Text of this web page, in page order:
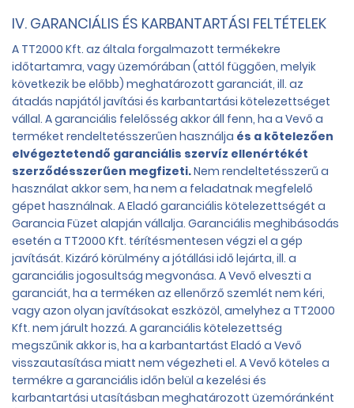
IV. GARANCIÁLIS ÉS KARBANTARTÁSI FELTÉTELEK
A TT2000 Kft. az általa forgalmazott termékekre
időtartamra, vagy üzemórában (attól függően, melyik
következik be előbb) meghatározott garanciát, ill. az
átadás napjától javítási és karbantartási kötelezettséget
vállal. A garanciális felelősség akkor áll fenn, ha a Vevő a
terméket rendeltetésszerűen használja és a kötelezően
elvégeztetendő garanciális szervíz ellenértékét
szerződésszerűen megfizeti.Nem rendeltetésszerű a
használat akkor sem, ha nem a feladatnak megfelelő
gépet használnak. A Eladó garanciális kötelezettségét a
Garancia Füzet alapján vállalja. Garanciális meghibásodás
esetén a TT2000 Kft. térítésmentesen végzi el a gép
javítását. Kizáró körülmény a jótállási idő lejárta, ill. a
garanciális jogosultság megvonása. A Vevő elveszti a
garanciát, ha a terméken az ellenőrző szemlét nem kéri,
vagy azon olyan javításokat eszközöl, amelyhez a TT2000
Kft. nem járult hozzá. A garanciális kötelezettség
megszűnik akkor is, ha a karbantartást Eladó a Vevő
visszautasítása miatt nem végezheti el. A Vevő köteles a
termékre a garanciális időn belül a kezelési és
karbantartási utasításban meghatározott üzemóránként